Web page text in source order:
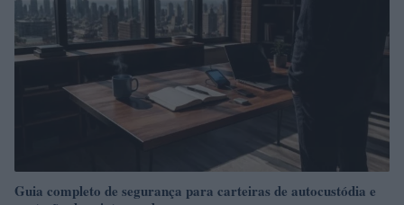
Guia completo de segurança para carteiras de autocustódia e